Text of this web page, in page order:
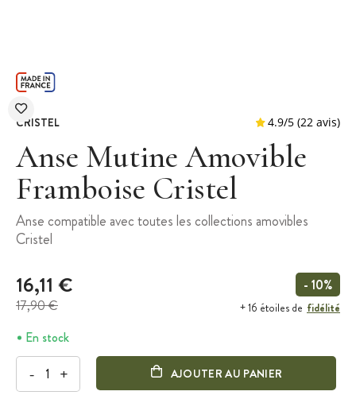
CRISTEL
Anse Mutine Amovible
Framboise Cristel
Anse compatible avec toutes les collections amovibles
Cristel
16,11 €
17,90 €
- 10%
+ 16 étoiles de fidélité
En stock
- + AJOUTER AU PANIER